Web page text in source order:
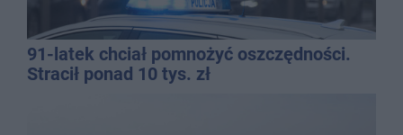
91-latek chciał pomnożyć oszczędności.
Stracił ponad 10 tys. zł